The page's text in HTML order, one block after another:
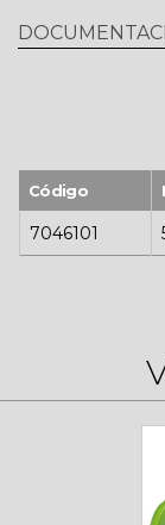
Código
7046101